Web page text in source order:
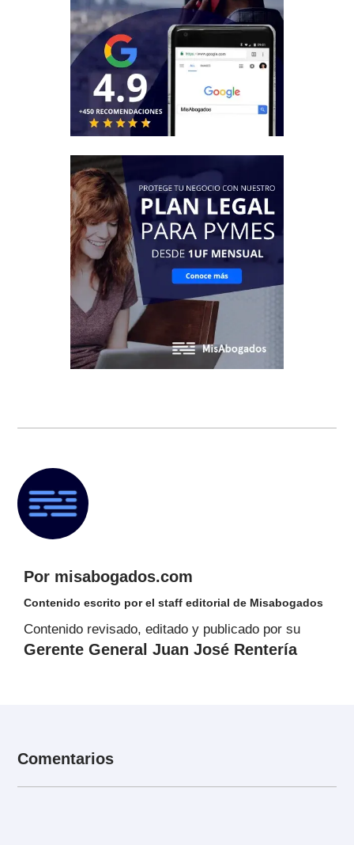
Por misabogados.com
Contenido escrito por el staff editorial de Misabogados
Contenido revisado, editado y publicado por su
Gerente General Juan José Rentería
Comentarios